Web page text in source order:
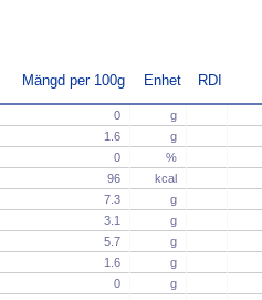
Mängd per 100g Enhet RDI
0 g
1.6 g
0 %
96 kcal
7.3 g
3.1 g
5.7 g
1.6 g
0 g